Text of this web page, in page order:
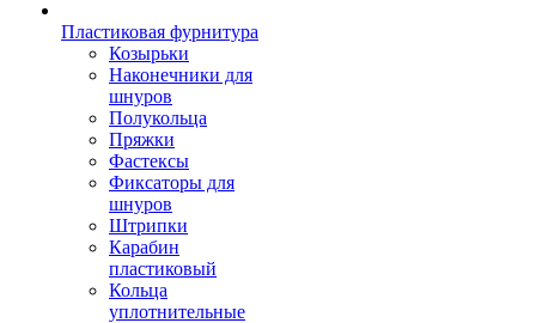
Пластиковая фурнитура
Козырьки
Наконечники для
шнуров
Полукольца
Пряжки
Фастексы
Фиксаторы для
шнуров
Штрипки
Карабин
пластиковый
Кольца
уплотнительные